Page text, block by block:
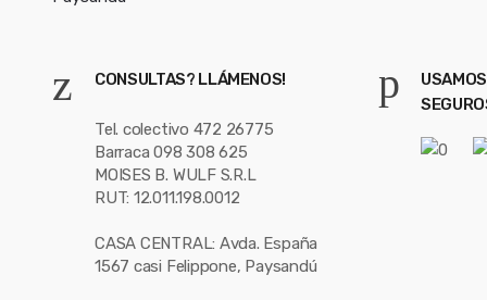
CONSULTAS? LLÁMENOS!
Tel. colectivo 472 26775
Barraca 098 308 625
MOISES B. WULF S.R.L
RUT: 12.011.198.0012
CASA CENTRAL: Avda. España
1567 casi Felippone, Paysandú